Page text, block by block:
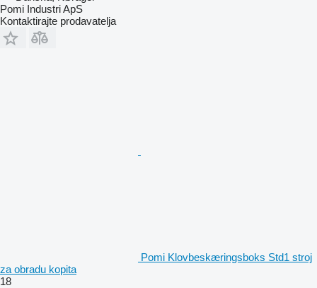
Pomi Industri ApS
Kontaktirajte prodavatelja
Pomi Klovbeskæringsboks Std1 stroj
za obradu kopita
18